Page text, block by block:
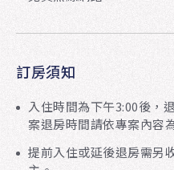
訂房須知
入住時間為下午3:00後，
案退房時間請依專案內容
提前入住或延後退房需另